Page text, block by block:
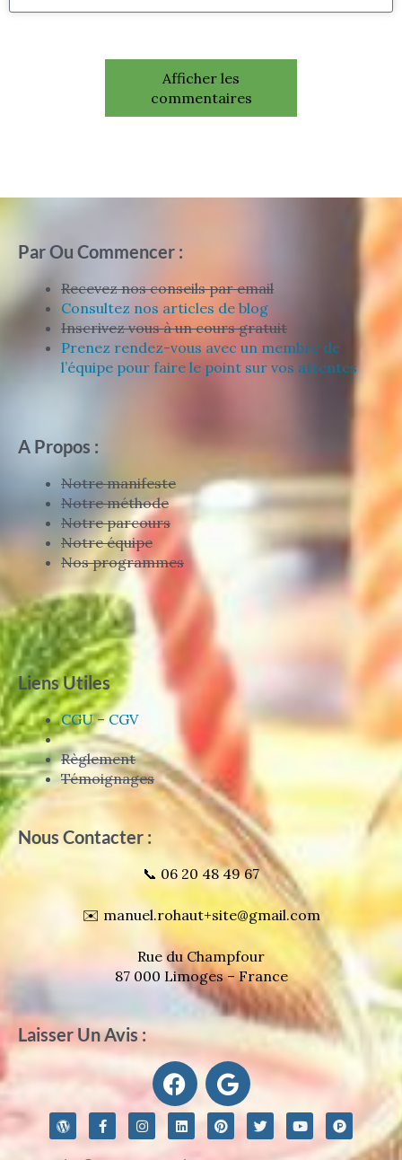
Afficher les
commentaires
Par Ou Commencer :
Recevez nos conseils par email
Consultez nos articles de blog
Inscrivez vous à un cours gratuit
Prenez rendez-vous avec un membre de
l’équipe pour faire le point sur vos attentes
A Propos :
Notre manifeste
Notre méthode
Notre parcours
Notre équipe
Nos programmes
Liens Utiles
CGU–CGV
Règlement
Témoignages
Nous Contacter :
📞 06 20 48 49 67
✉️ manuel.rohaut+site@gmail.com
Rue du Champfour
87 000 Limoges – France
Laisser Un Avis :
F
a
c
e
G
o
o
g
W
o
F
a
I
n
L
i
P
i
T
w
Y
o
P
r